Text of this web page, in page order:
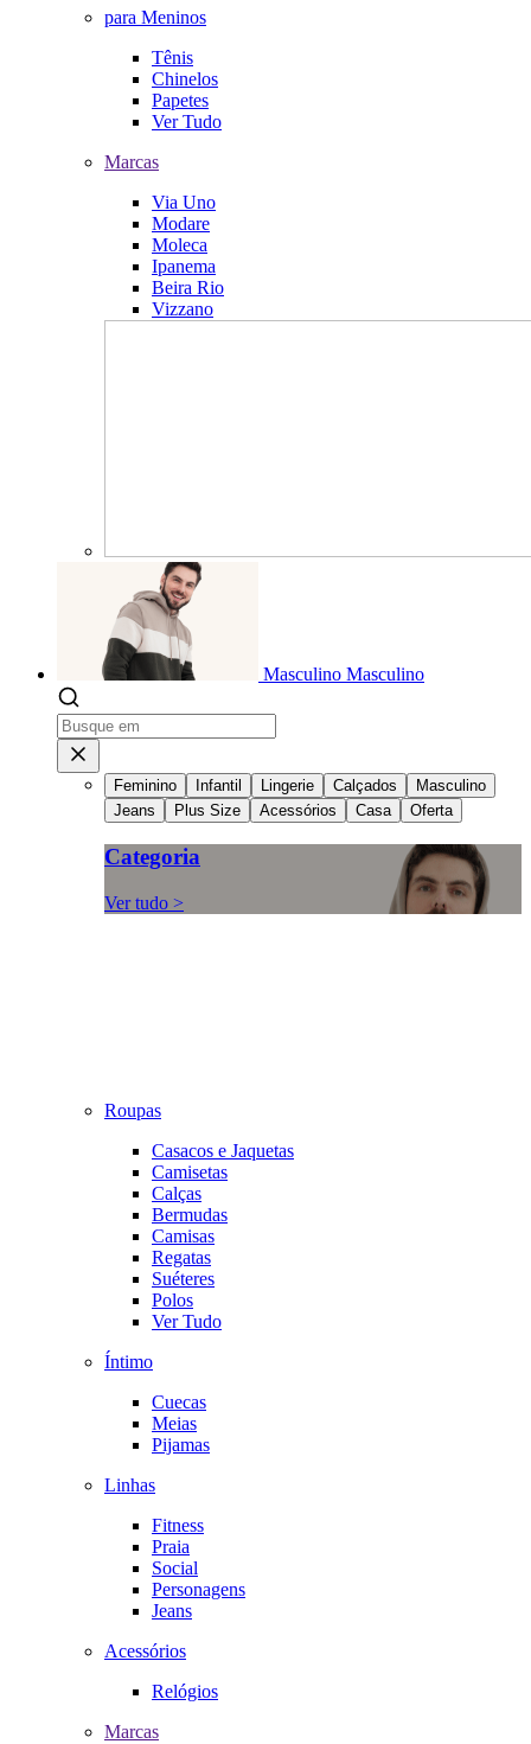
para Meninos
Tênis
Chinelos
Papetes
Ver Tudo
Marcas
Via Uno
Modare
Moleca
Ipanema
Beira Rio
Vizzano
Masculino Masculino
Feminino Infantil Lingerie Calçados
Masculino
Jeans
Plus Size Acessórios Casa Oferta
Categoria
Ver tudo >
Roupas
Casacos e Jaquetas
Camisetas
Calças
Bermudas
Camisas
Regatas
Suéteres
Polos
Ver Tudo
Íntimo
Cuecas
Meias
Pijamas
Linhas
Fitness
Praia
Social
Personagens
Jeans
Acessórios
Relógios
Marcas